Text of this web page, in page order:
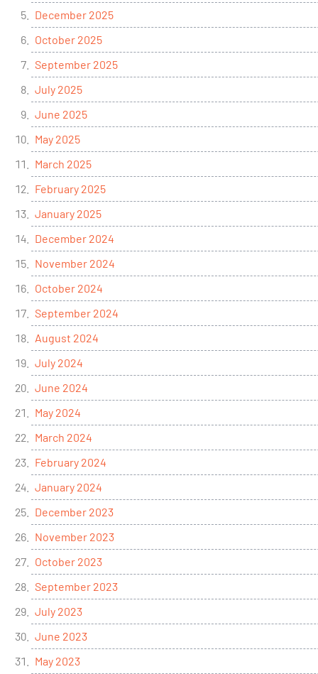
December 2025
October 2025
September 2025
July 2025
June 2025
May 2025
March 2025
February 2025
January 2025
December 2024
November 2024
October 2024
September 2024
August 2024
July 2024
June 2024
May 2024
March 2024
February 2024
January 2024
December 2023
November 2023
October 2023
September 2023
July 2023
June 2023
May 2023